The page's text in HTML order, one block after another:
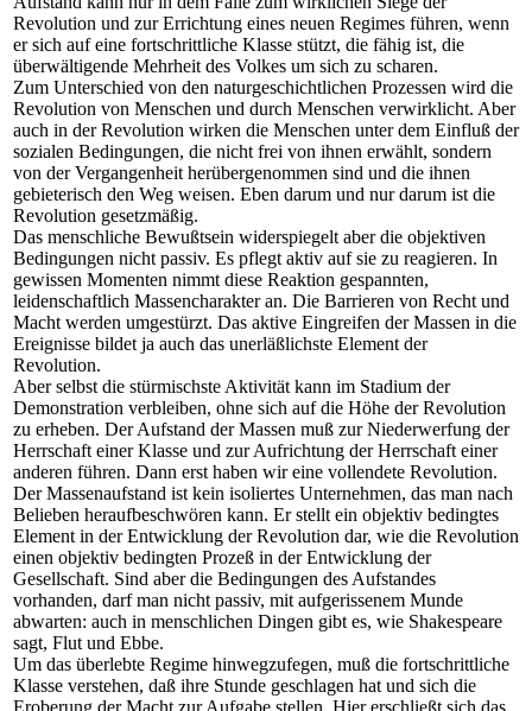
Revolution und zur Errichtung eines neuen Regimes führen, wenn
er sich auf eine fortschrittliche Klasse stützt, die fähig ist, die
überwältigende Mehrheit des Volkes um sich zu scharen.
Zum Unterschied von den naturgeschichtlichen Prozessen wird die
Revolution von Menschen und durch Menschen verwirklicht. Aber
auch in der Revolution wirken die Menschen unter dem Einfluß der
sozialen Bedingungen, die nicht frei von ihnen erwählt, sondern
von der Vergangenheit herübergenommen sind und die ihnen
gebieterisch den Weg weisen. Eben darum und nur darum ist die
Revolution gesetzmäßig.
Das menschliche Bewußtsein widerspiegelt aber die objektiven
Bedingungen nicht passiv. Es pflegt aktiv auf sie zu reagieren. In
gewissen Momenten nimmt diese Reaktion gespannten,
leidenschaftlich Massencharakter an. Die Barrieren von Recht und
Macht werden umgestürzt. Das aktive Eingreifen der Massen in die
Ereignisse bildet ja auch das unerläßlichste Element der
Revolution.
Aber selbst die stürmischste Aktivität kann im Stadium der
Demonstration verbleiben, ohne sich auf die Höhe der Revolution
zu erheben. Der Aufstand der Massen muß zur Niederwerfung der
Herrschaft einer Klasse und zur Aufrichtung der Herrschaft einer
anderen führen. Dann erst haben wir eine vollendete Revolution.
Der Massenaufstand ist kein isoliertes Unternehmen, das man nach
Belieben heraufbeschwören kann. Er stellt ein objektiv bedingtes
Element in der Entwicklung der Revolution dar, wie die Revolution
einen objektiv bedingten Prozeß in der Entwicklung der
Gesellschaft. Sind aber die Bedingungen des Aufstandes
vorhanden, darf man nicht passiv, mit aufgerissenem Munde
abwarten: auch in menschlichen Dingen gibt es, wie Shakespeare
sagt, Flut und Ebbe.
Um das überlebte Regime hinwegzufegen, muß die fortschrittliche
Klasse verstehen, daß ihre Stunde geschlagen hat und sich die
Eroberung der Macht zur Aufgabe stellen. Hier erschließt sich das